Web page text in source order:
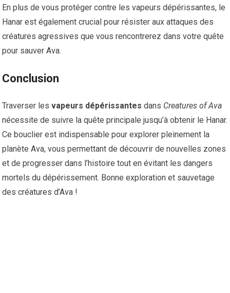
En plus de vous protéger contre les vapeurs dépérissantes, le
Hanar est également crucial pour résister aux attaques des
créatures agressives que vous rencontrerez dans votre quête
pour sauver Ava.
Conclusion
Traverser lesvapeurs dépérissantes dans Creatures of Ava
nécessite de suivre la quête principale jusqu’à obtenir le Hanar.
Ce bouclier est indispensable pour explorer pleinement la
planète Ava, vous permettant de découvrir de nouvelles zones
et de progresser dans l’histoire tout en évitant les dangers
mortels du dépérissement. Bonne exploration et sauvetage
des créatures d’Ava !